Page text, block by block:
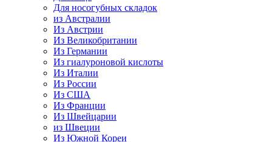
Для носогубных складок
из Австралии
Из Австрии
Из Великобритании
Из Германии
Из гиалуроновой кислоты
Из Италии
Из России
Из США
Из Франции
Из Швейцарии
из Швеции
Из Южной Кореи